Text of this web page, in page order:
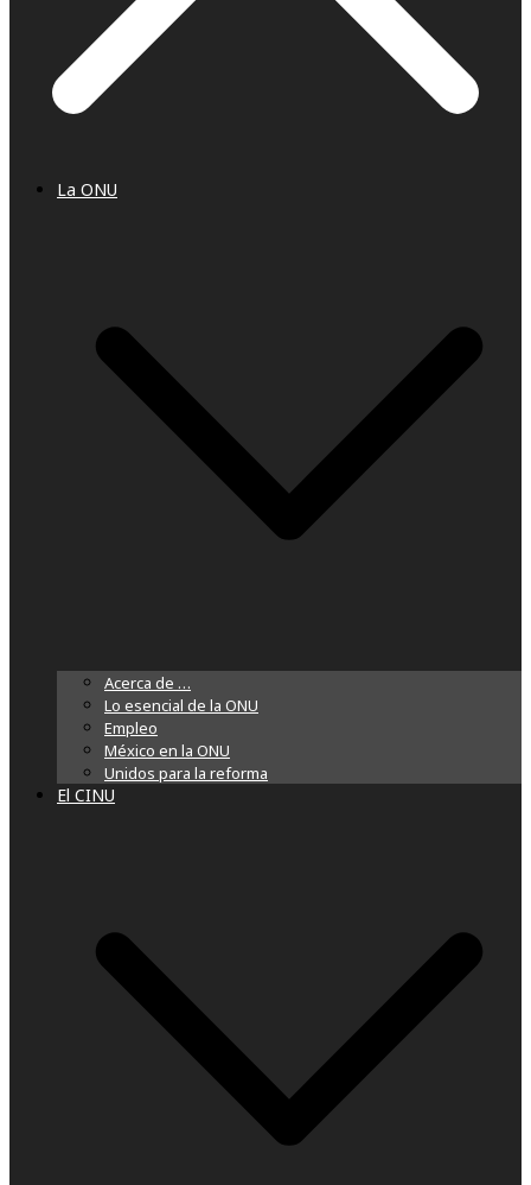
La ONU
Acerca de …
Lo esencial de la ONU
Empleo
México en la ONU
Unidos para la reforma
El CINU